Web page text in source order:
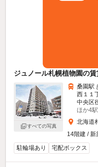
ジュノール札幌植物園の
すべての写真
桑園駅
西１１
中央区
ほか4駅
北海道
14階建 / 新
駐輪場あり
宅配ボックス